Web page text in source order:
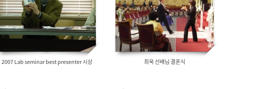
2007 Lab seminar best presenter 시상 최욱 선배님 결혼식